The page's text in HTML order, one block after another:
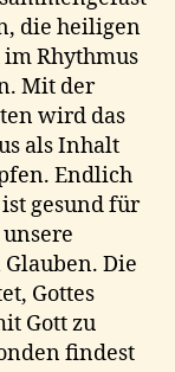
die heiligen
Rhythmus
Mit der
wird das
als Inhalt
Endlich
gesund für
Die
Gottes
Gott zu
findest